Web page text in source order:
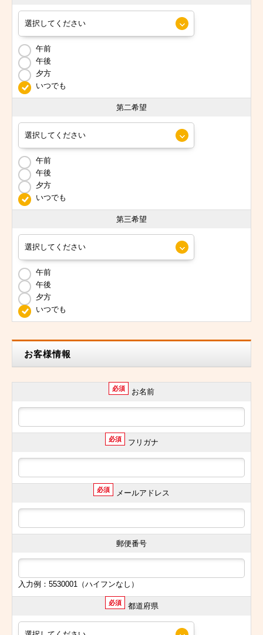
午前
午後
夕方
いつでも
第二希望
午前
午後
夕方
いつでも
第三希望
午前
午後
夕方
いつでも
お客様情報
必須 お名前
必須 フリガナ
必須 メールアドレス
郵便番号
入力例：5530001（ハイフンなし）
必須 都道府県